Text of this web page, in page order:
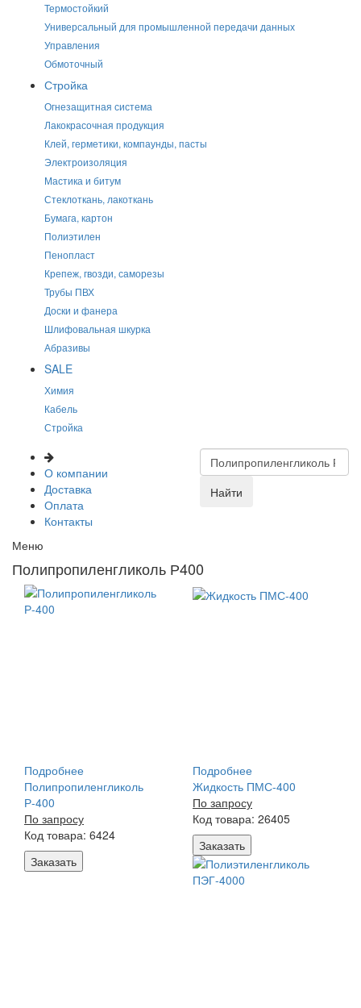
Термостойкий
Универсальный для промышленной передачи данных
Управления
Обмоточный
Стройка
Огнезащитная система
Лакокрасочная продукция
Клей, герметики, компаунды, пасты
Электроизоляция
Мастика и битум
Стеклоткань, лакоткань
Бумага, картон
Полиэтилен
Пенопласт
Крепеж, гвозди, саморезы
Трубы ПВХ
Доски и фанера
Шлифовальная шкурка
Абразивы
SALE
Химия
Кабель
Стройка
О компании
Доставка
Оплата
Контакты
Найти
Меню
Полипропиленгликоль Р400
Подробнее
Полипропиленгликоль
Р-400
По запросу
Код товара: 6424
Заказать
Подробнее
Жидкость ПМС-400
По запросу
Код товара: 26405
Заказать